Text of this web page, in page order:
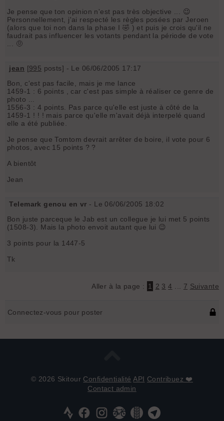
Je pense que ton opinion n'est pas très objective ... 😉
Personnellement, j'ai respecté les règles posées par Jeroen
(alors que toi non dans la phase I 🤣 ) et puis je crois qu'il ne
faudrait pas influencer les votants pendant la période de vote
... 🤨
jean [995 posts] - Le 06/06/2005 17:17
Bon, c'est pas facile, mais je me lance
1459-1 : 6 points , car c'est pas simple à réaliser ce genre de
photo ...
1556-3 : 4 points. Pas parce qu'elle est juste à côté de la
1459-1 ! ! ! mais parce qu'elle m'avait déjà interpelé quand
elle a été publiée.
Je pense que Tomtom devrait arrêter de boire, il vote pour 6
photos, avec 15 points ? ?
A bientôt
Jean
Telemark genou en vr - Le 06/06/2005 18:02
Bon juste parceque le Jab est un collegue je lui met 5 points
(1508-3). Mais la photo envoit autant que lui 😉
3 points pour la 1447-5
Tk
Aller à la page : 1 2 3 4 7 Suivante
Connectez-vous pour poster
© 2026 Skitour Confidentialité API Contribuez ❤️
Contact admin